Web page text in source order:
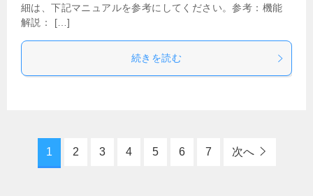
細は、下記マニュアルを参考にしてください。参考：機能
解説： […]
続きを読む
1 2 3 4 5 6 7 次へ